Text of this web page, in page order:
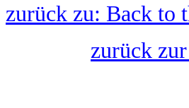
zurück zu: Back to
zurück